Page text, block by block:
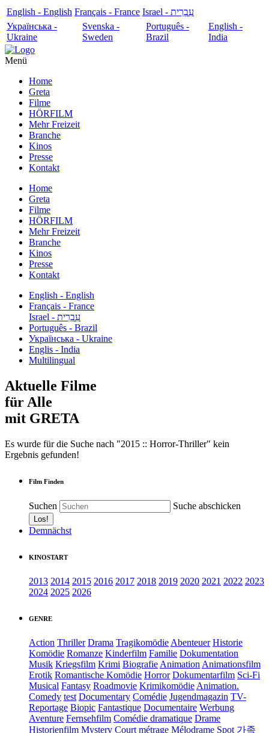
English - English Français - France
עִבְרִית - Israel
Українська -
Ukraine
Svenska -
Sweden
Português -
Brazil
English -
India
Menü
Home
Greta
Filme
HÖRFILM
Mehr Freizeit
Branche
Kinos
Presse
Kontakt
Home
Greta
Filme
HÖRFILM
Mehr Freizeit
Branche
Kinos
Presse
Kontakt
English - English
Français - France
עִבְרִית - Israel
Português - Brazil
Українська - Ukraine
Englis - India
Multilingual
Aktuelle Filme
für Alle
mit GRETA
Es wurde für die Suche nach "2015 :: Horror-Thriller" kein
Ergebnis gefunden!
Film Finden
Suchen Suche abschicken
Demnächst
KINOSTART
2013 2014 2015 2016 2017 2018 2019 2020 2021 2022 2023
2024 2025 2026
GENRE
Action Thriller Drama Tragikomödie Abenteuer Historie
Komödie Romanze Kinderfilm Familie Dokumentation
Musik Kriegsfilm Krimi Biografie Animation Animationsfilm
Erotik Romantische Komödie Horror Dokumentarfilm Sci-Fi
Musical Fantasy Roadmovie Krimikomödie Animation.
Comedy test Documentary Comédie Jugendmagazin TV-
Reportage Biopic Fantastique Documentaire Werbung
Aventure Fernsehfilm Comédie dramatique Drame
Historienfilm Mystery Court métrage Mélodrame Spot 가족